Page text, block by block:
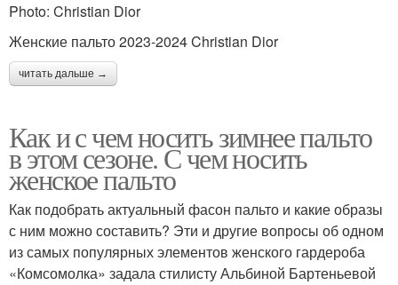
Photo: Christian Dior
Женские пальто 2023-2024 Christian Dior
читать дальше →
Как и с чем носить зимнее пальто
в этом сезоне. С чем носить
женское пальто
Как подобрать актуальный фасон пальто и какие образы
с ним можно составить? Эти и другие вопросы об одном
из самых популярных элементов женского гардероба
«Комсомолка» задала стилисту Альбиной Бартеньевой